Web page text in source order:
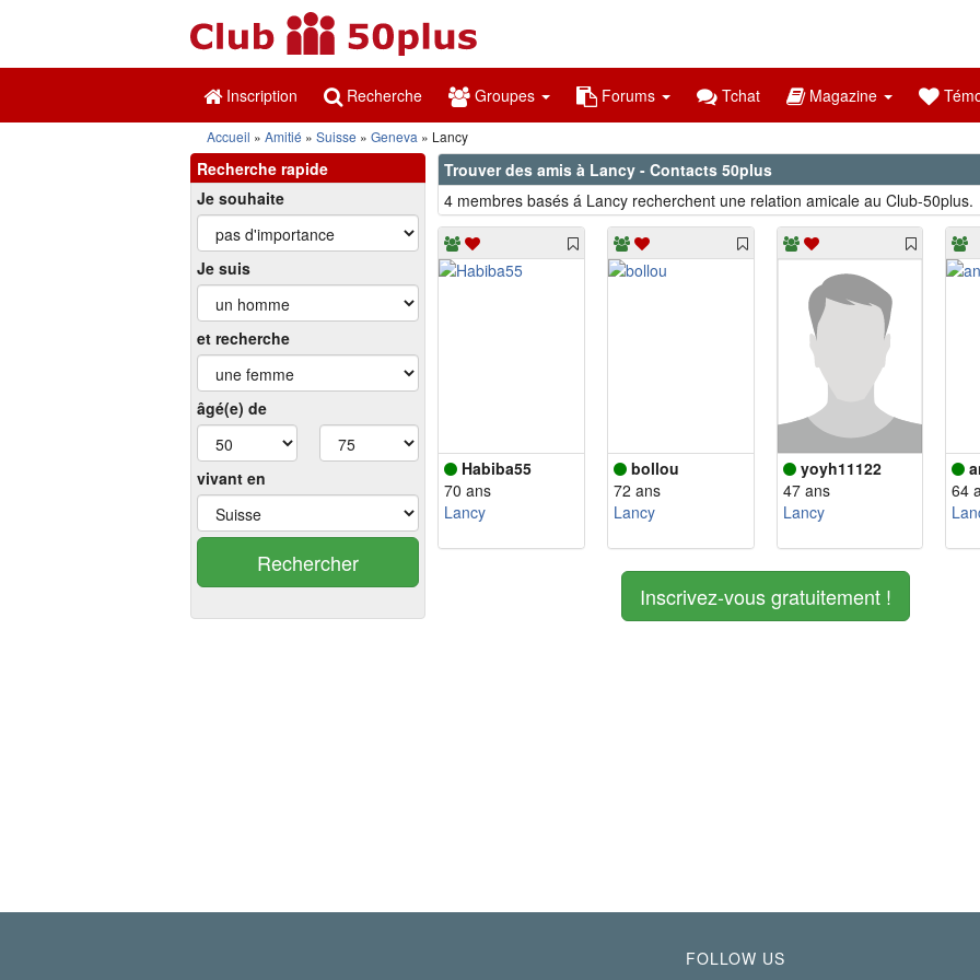
Inscription Recherche Groupes Forums Tchat Magazine
Accueil Amitié Suisse Geneva Lancy
Recherche rapide
Je souhaite
Je suis
et recherche
âgé(e) de
vivant en
Rechercher
Trouver des amis à Lancy - Contacts 50plus
4 membres basés á Lancy recherchent une relation amicale au Club-50plus.
Habiba55
70 ans
Lancy
bollou
72 ans
Lancy
yoyh11122
47 ans
Lancy
64
Inscrivez-vous gratuitement !
FOLLOW US